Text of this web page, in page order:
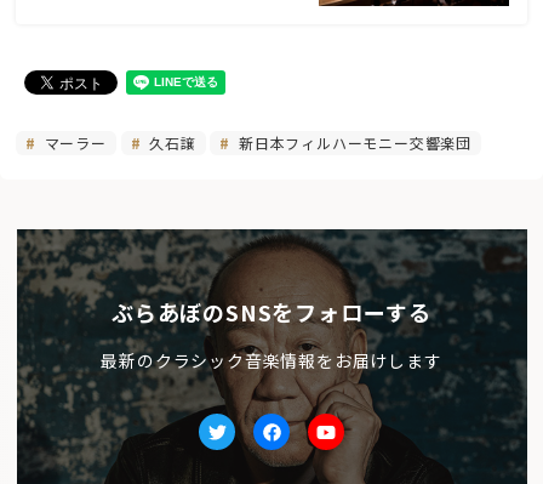
マーラー 久石譲 新日本フィルハーモニー交響楽団
ぶらあぼのSNSをフォローする
最新のクラシック音楽情報をお届けします
TwitterfacebookYoutube